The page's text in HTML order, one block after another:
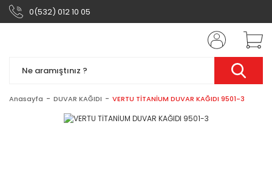
0(532) 012 10 05
Anasayfa DUVAR KAĞIDI VERTU TİTANİUM DUVAR KAĞIDI 9501-3